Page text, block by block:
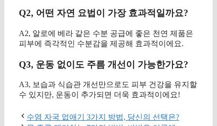
Q2, 어떤 자연 요법이 가장 효과적일까요?
A2, 알로에 베라 같은 수분 공급에 좋은 천연 제품은
피부에 즉각적인 수분감을 제공해 효과적이에요.
Q3, 운동 없이도 주름 개선이 가능한가요?
A3, 보습과 식습관 개선만으로도 피부 건강을 유지할
수 있지만, 운동이 추가되면 더욱 효과적이에요!
수염 자국 없애기 3가지 방법, 당신의 선택은?